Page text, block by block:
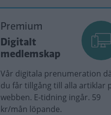
Premium
Digitalt
medlemskap
Vår digitala prenumeration
du får tillgång till alla artiklar
webben. E-tidning ingår. 59
kr/mån löpande.